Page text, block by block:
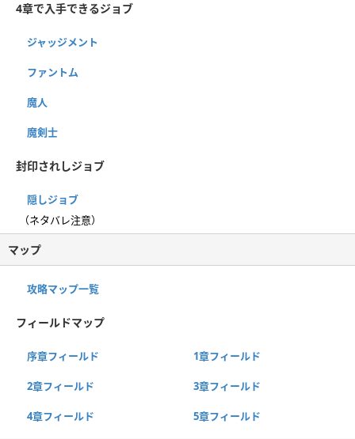
4章で入手できるジョブ
ジャッジメント
ファントム
魔人
魔剣士
封印されしジョブ
隠しジョブ
（ネタバレ注意）
マップ
攻略マップ一覧
フィールドマップ
序章フィールド 1章フィールド
2章フィールド 3章フィールド
4章フィールド 5章フィールド